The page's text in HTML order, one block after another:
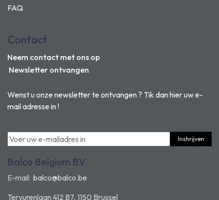
FAQ
Wenst u onze newsletter te ontvangen ? Tik dan hier uw e-
mail adresse in !
Inshrijven
Balco Belgium BV
E-mail: balco@balco.be
Tervurenlaan 412 B7, 1150 Brussel
Contact
Neem contact met ons op
Newsletter ontvangen